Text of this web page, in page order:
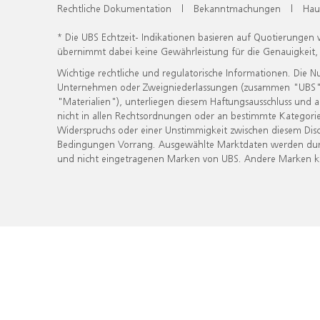
Rechtliche Dokumentation | Bekanntmachungen |
* Die UBS Echtzeit- Indikationen basieren auf
übernimmt dabei keine Gewährleistung für die
Wichtige rechtliche und regulatorische Informationen. Die
Unternehmen oder Zweigniederlassungen (zusammen
"Materialien"), unterliegen diesem Haftungsausschluss
nicht in allen Rechtsordnungen oder an bestimmte
Widerspruchs oder einer Unstimmigkeit zwischen diesem
Bedingungen Vorrang. Ausgewählte Marktdaten werden
und nicht eingetragenen Marken von UBS. Andere Marken